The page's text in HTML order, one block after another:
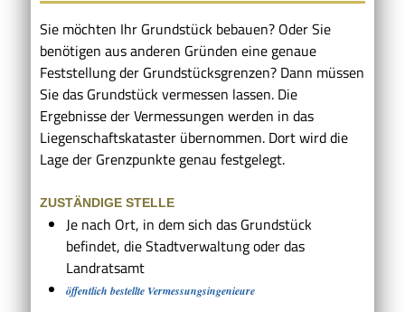
Sie möchten Ihr Grundstück bebauen? Oder Sie
benötigen aus anderen Gründen eine genaue
Feststellung der Grundstücksgrenzen? Dann müssen
Sie das Grundstück vermessen lassen. Die
Ergebnisse der Vermessungen werden in das
Liegenschaftskataster übernommen. Dort wird die
Lage der Grenzpunkte genau festgelegt.
ZUSTÄNDIGE STELLE
Je nach Ort, in dem sich das Grundstück
befindet, die Stadtverwaltung oder das
Landratsamt
öffentlich bestellte Vermessungsingenieure